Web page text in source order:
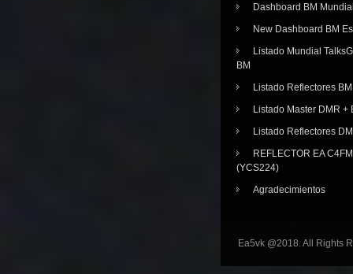
Dashboard BM
New Dashboard BM
Listado Mundial
BM
Listado Reflectores BM
Listado Master DMR +
Listado Reflectores
REFLECTOR EA
(YCS224)
Agradecimientos
Ea5vk @2018. All Rights